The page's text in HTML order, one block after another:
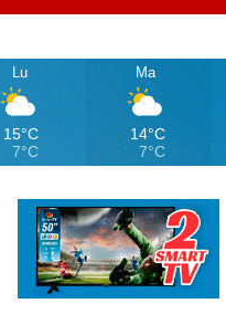
Lu
15°C
7°C
Ma
14°C
7°C